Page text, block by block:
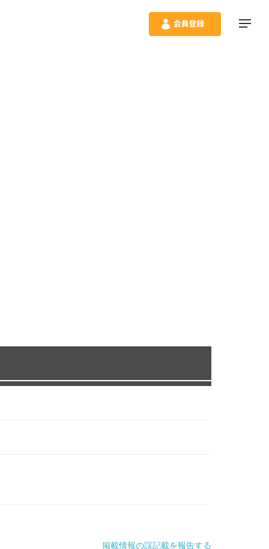
掲載情報の誤記載を報告する